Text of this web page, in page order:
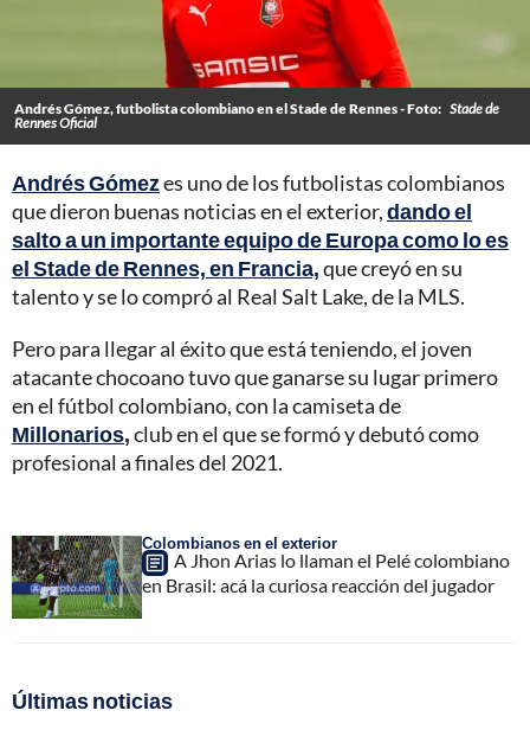
Andrés Gómez, futbolista colombiano en el Stade de Rennes - Foto: Stade de
Rennes Oficial
Andrés Gómezes uno de los futbolistas colombianos
que dieron buenas noticias en el exterior,dando el
salto a un importante equipo de Europa como lo es
el Stade de Rennes, en Francia,que creyó en su
talento y se lo compró al Real Salt Lake, de la MLS.
Pero para llegar al éxito que está teniendo, el joven
atacante chocoano tuvo que ganarse su lugar primero
en el fútbol colombiano, con la camiseta de
Millonarios,club en el que se formó y debutó como
profesional a finales del 2021.
Colombianos en el exterior
A Jhon Arias lo llaman el Pelé colombiano
en Brasil: acá la curiosa reacción del jugador
Últimas noticias